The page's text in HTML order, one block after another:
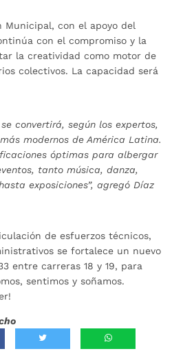
Municipal, con el apoyo del
con el compromiso y la
la creatividad como motor de
colectivos. La capacidad será
convertirá, según los expertos,
modernos de América Latina.
óptimas para albergar
tanto música, danza,
exposiciones”, agregó Díaz
de esfuerzos técnicos,
se fortalece un nuevo
entre carreras 18 y 19, para
sentimos y soñamos.